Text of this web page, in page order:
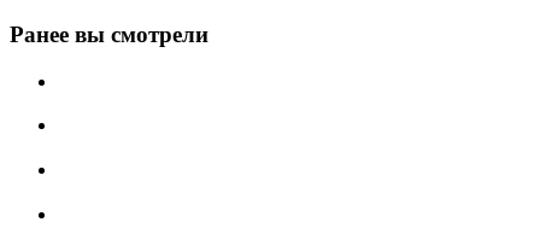
Ранее вы смотрели